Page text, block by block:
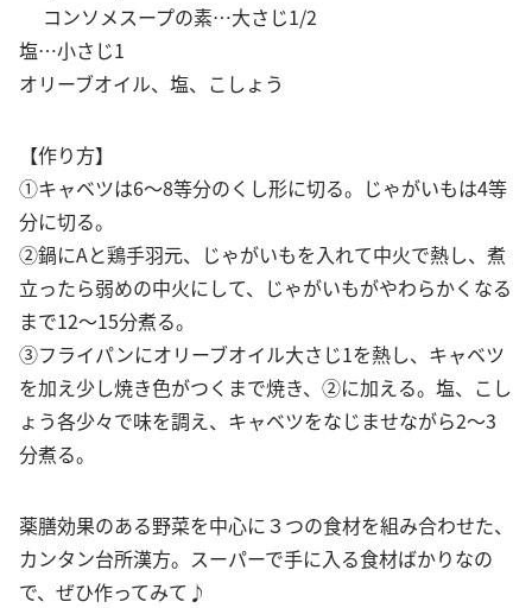
コンソメスープの素…大さじ1/2
塩…小さじ1
オリーブオイル、塩、こしょう
【作り方】
①キャベツは6～8等分のくし形に切る。じゃがいもは4等
分に切る。
②鍋にAと鶏手羽元、じゃがいもを入れて中火で熱し、煮
立ったら弱めの中火にして、じゃがいもがやわらかくなる
まで12～15分煮る。
③フライパンにオリーブオイル大さじ1を熱し、キャベツ
を加え少し焼き色がつくまで焼き、②に加える。塩、こし
ょう各少々で味を調え、キャベツをなじませながら2～3
分煮る。
薬膳効果のある野菜を中心に３つの食材を組み合わせた、
カンタン台所漢方。スーパーで手に入る食材ばかりなの
で、ぜひ作ってみて♪